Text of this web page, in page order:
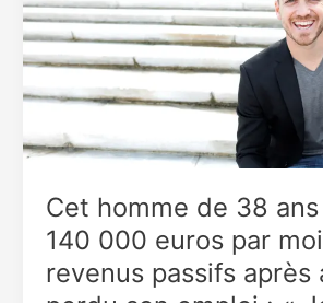
mêle
!
Cet homme de 38
140 000 euros par
revenus passifs après